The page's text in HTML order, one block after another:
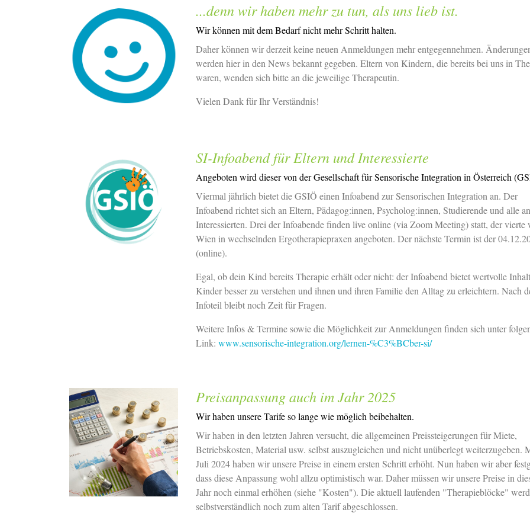
...denn wir haben mehr zu tun, als uns lieb ist.
Wir können mit dem Bedarf nicht mehr Schritt halten.
Daher können wir derzeit keine neuen Anmeldungen mehr entgegennehmen.
werden hier in den News bekannt gegeben. Eltern von Kindern, die bereits bei uns in
waren, wenden sich bitte an die jeweilige Therapeutin.
Vielen Dank für Ihr Verständnis!
SI-Infoabend für Eltern und Interessierte
Angeboten wird dieser von der Gesellschaft für Sensorische Integration in Österreich
Viermal jährlich bietet die GSIÖ einen Infoabend zur Sensorischen Integration an. Der
Infoabend richtet sich an Eltern, Pädagog:innen, Psycholog:innen, Studierende und alle
Interessierten. Drei der Infoabende finden live online (via Zoom Meeting) statt, der vierte
Wien in wechselnden Ergotherapiepraxen angeboten. Der nächste Termin ist der
(online).
Egal, ob dein Kind bereits Therapie erhält oder nicht: der Infoabend bietet wertvolle
Kinder besser zu verstehen und ihnen und ihren Familie den Alltag zu erleichtern. Nach
Infoteil bleibt noch Zeit für Fragen.
Weitere Infos & Termine sowie die Möglichkeit zur Anmeldungen finden sich unter
Link: www.sensorische-integration.org/lernen-%C3%BCber-si/
Preisanpassung auch im Jahr 2025
Wir haben unsere Tarife so lange wie möglich beibehalten.
Wir haben in den letzten Jahren versucht, die allgemeinen Preissteigerungen für Miete,
Betriebskosten, Material usw. selbst auszugleichen und nicht unüberlegt weiterzugeben.
Juli 2024 haben wir unsere Preise in einem ersten Schritt erhöht. Nun haben wir aber
dass diese Anpassung wohl allzu optimistisch war. Daher müssen wir unsere Preise in
Jahr noch einmal erhöhen (siehe "Kosten"). Die aktuell laufenden "Therapieblöcke"
selbstverständlich noch zum alten Tarif abgeschlossen.